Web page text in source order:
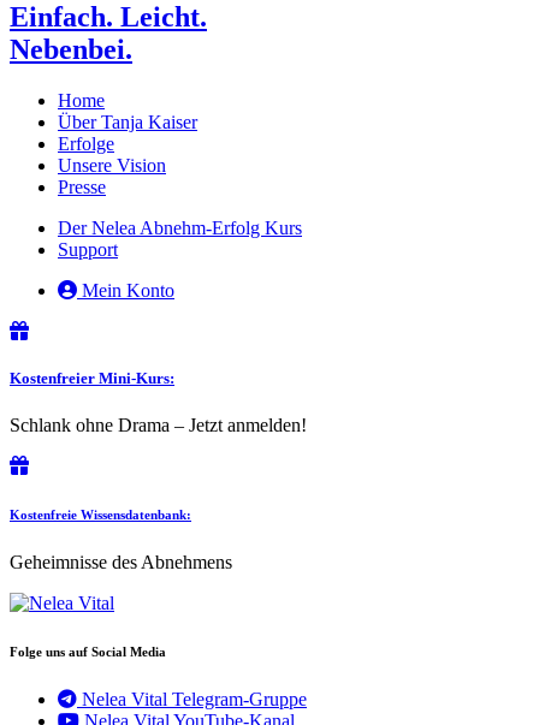
Einfach. Leicht.
Nebenbei.
Home
Über Tanja Kaiser
Erfolge
Unsere Vision
Presse
Der Nelea Abnehm-Erfolg Kurs
Support
Mein Konto
Kostenfreier Mini-Kurs:
Schlank ohne Drama – Jetzt anmelden!
Kostenfreie Wissensdatenbank:
Geheimnisse des Abnehmens
Folge uns auf Social Media
Nelea Vital Telegram-Gruppe